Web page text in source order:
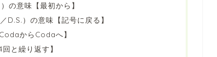
の意味【最初から】
）の意味【記号に戻る】
からCodaへ】
と繰り返す】